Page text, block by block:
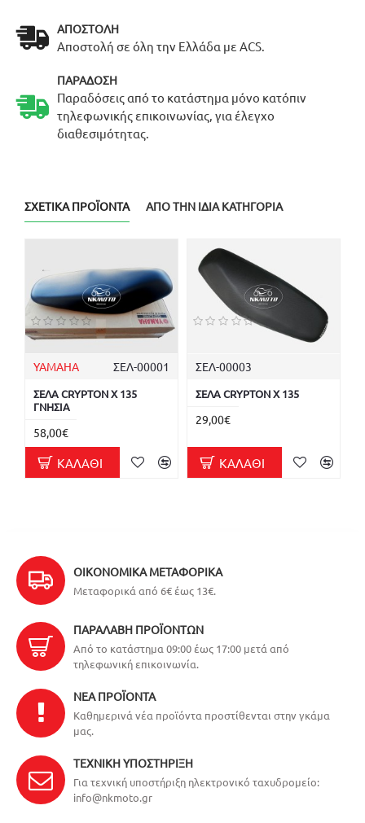
ΑΠΟΣΤΟΛΉ
Αποστολή σε όλη την Ελλάδα με ACS.
ΠΑΡΆΔΟΣΗ
Παραδόσεις από το κατάστημα μόνο κατόπιν
τηλεφωνικής επικοινωνίας, για έλεγχο
διαθεσιμότητας.
ΣΧΕΤΙΚΆ ΠΡΟΪΌΝΤΑ ΑΠΌ ΤΗΝ ΊΔΙΑ ΚΑΤΗΓΟΡΊΑ
YAMAHA ΣΕΛ-00001
ΣΕΛΑ CRYPTON X 135
ΓΝΗΣΙΑ
58,00€
ΚΑΛΆΘΙ
ΣΕΛ-00003
ΣΕΛΑ CRYPTON X 135
29,00€
ΚΑΛΆΘΙ
ΟΙΚΟΝΟΜΙΚΆ ΜΕΤΑΦΟΡΙΚΆ
Μεταφορικά από 6€ έως 13€.
ΠΑΡΑΛΑΒΉ ΠΡΟΪΌΝΤΩΝ
Από το κατάστημα 09:00 έως 17:00 μετά από
τηλεφωνική επικοινωνία.
ΝΈΑ ΠΡΟΪΌΝΤΑ
Καθημερινά νέα προϊόντα προστίθενται στην γκάμα
μας.
ΤΕΧΝΙΚΉ ΥΠΟΣΤΉΡΙΞΗ
Για τεχνική υποστήριξη ηλεκτρονικό ταχυδρομείο:
info@nkmoto.gr